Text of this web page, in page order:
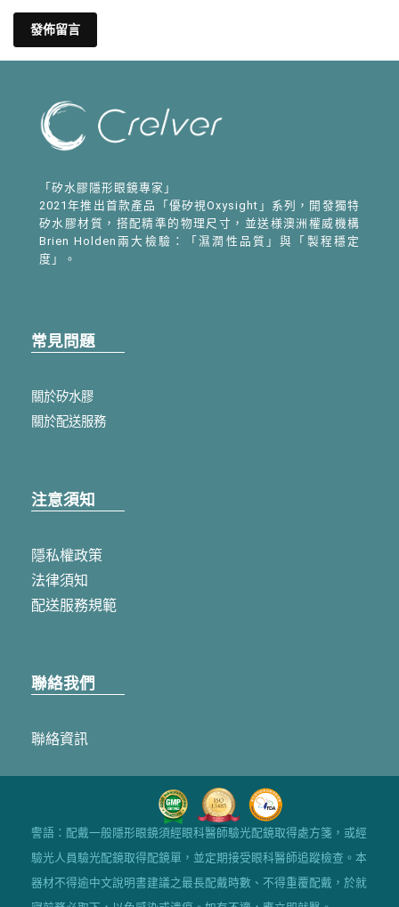
「矽水膠隱形眼鏡專家」
2021年推出首款產品「優矽視Oxysight」系列，開發獨特
矽水膠材質，搭配精準的物理尺寸，並送様澳洲權威機構
Brien Holden兩大檢驗：「濕潤性品質」與「製程穩定
度」。
常見問題
關於矽水膠
關於配送服務
注意須知
隱私權政策
法律須知
配送服務規範
聯絡我們
聯絡資訊
警語：配戴一般隱形眼鏡須經眼科醫師驗光配鏡取得處方箋，或經
驗光人員驗光配鏡取得配鏡單，並定期接受眼科醫師追蹤檢查。本
器材不得逾中文說明書建議之最長配戴時數、不得重覆配戴，於就